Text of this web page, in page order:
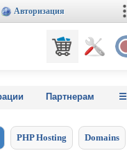
Авторизация
Партнерам
PHP Hosting Domains